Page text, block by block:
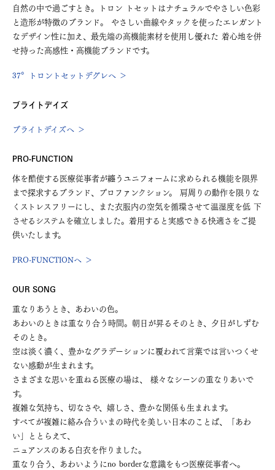
自然の中で過ごすとき。トロン トセットはナチュラルでやさしい色彩
と造形が特徴のブランド。 やさしい曲線やタックを使ったエレガント
なデザイン性に加え、最先端の高機能素材を使用し優れた 着心地を併
せ持った高感性・高機能ブランドです。
37°トロントセットデグレへ ＞
ブライトデイズ
ブライトデイズへ ＞
PRO-FUNCTION
体を酷使する医療従事者が纏うユニフォームに求められる機能を限界
まで探求するブランド、プロファンクション。 肩周りの動作を限りな
くストレスフリーにし、また衣服内の空気を循環させて温湿度を低 下
させるシステムを確立しました。着用すると実感できる快適さをご提
供いたします。
PRO-FUNCTIONへ ＞
OUR SONG
重なりあうとき、あわいの色。
あわいのときは重なり合う時間。朝日が昇るそのとき、夕日がしずむ
そのとき。
空は淡く濃く、豊かなグラデーションに覆われて言葉では言いつくせ
ない感動が生まれます。
さまざまな思いを重ねる医療の場は、 様々なシーンの重なりあいで
す。
複雑な気持ち、切なさや、嬉しさ、豊かな関係も生まれます。
すべてが複雑に絡み合ういまの時代を美しい日本のことば、「あわ
い」ととらえて、
ニュアンスのある白衣を作りました。
重なり合う、あわいようにno borderな意識をもつ医療従事者へ。